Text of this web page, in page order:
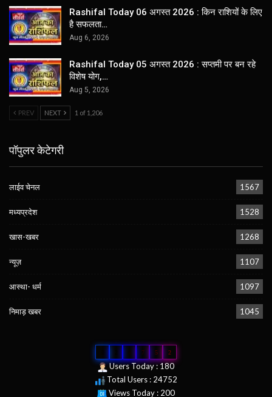
Rashifal Today 06 अगस्त 2026 : किन राशियों के लिए
है सफलता…
Aug 6, 2026
Rashifal Today 05 अगस्त 2026 : सप्तमी पर बन रहे
विशेष योग,…
Aug 5, 2026
PREV NEXT 1 of 1,206
पॉपुलर केटेगरी
लाईव चेनल 1567
मध्यप्रदेश 1528
खास-खबर 1268
न्यूज़ 1107
आस्था- धर्म 1097
निमाड़ खबर 1045
7 5 2
Users Today : 180
Total Users : 24752
Views Today : 200